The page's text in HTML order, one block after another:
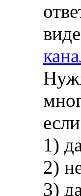
1)
2)
3)